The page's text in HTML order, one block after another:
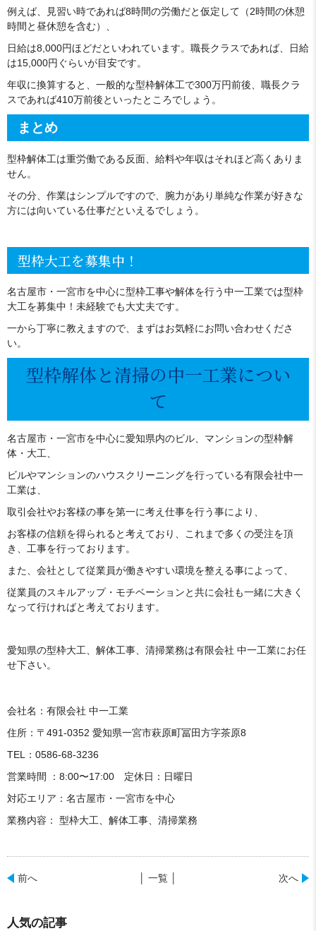
例えば、見習い時であれば8時間の労働だと仮定して（2時間の休憩
時間と昼休憩を含む）、
日給は8,000円ほどだといわれています。職長クラスであれば、日給
は15,000円ぐらいが目安です。
年収に換算すると、一般的な型枠解体工で300万円前後、職長クラ
スであれば410万前後といったところでしょう。
まとめ
型枠解体工は重労働である反面、給料や年収はそれほど高くありま
せん。
その分、作業はシンプルですので、腕力があり単純な作業が好きな
方には向いている仕事だといえるでしょう。
型枠大工を募集中！
名古屋市・一宮市を中心に型枠工事や解体を行う中一工業では型枠
大工を募集中！未経験でも大丈夫です。
一から丁寧に教えますので、まずはお気軽にお問い合わせくださ
い。
型枠解体と清掃の中一工業につい
て
名古屋市・一宮市を中心に愛知県内のビル、マンションの型枠解
体・大工、
ビルやマンションのハウスクリーニングを行っている有限会社中一
工業は、
取引会社やお客様の事を第一に考え仕事を行う事により、
お客様の信頼を得られると考えており、これまで多くの受注を頂
き、工事を行っております。
また、会社として従業員が働きやすい環境を整える事によって、
従業員のスキルアップ・モチベーションと共に会社も一緒に大きく
なって行ければと考えております。
愛知県の型枠大工、解体工事、清掃業務は有限会社 中一工業にお任
せ下さい。
会社名：有限会社 中一工業
住所：〒491-0352 愛知県一宮市萩原町冨田方字茶原8
TEL：0586-68-3236
営業時間 ：8:00〜17:00 定休日：日曜日
対応エリア：名古屋市・一宮市を中心
業務内容： 型枠大工、解体工事、清掃業務
前へ 次へ
│ 一覧 │
人気の記事